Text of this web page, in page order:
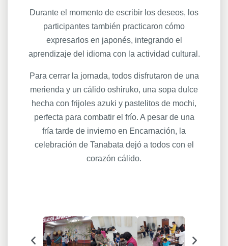
Durante el momento de escribir los deseos, los
participantes también practicaron cómo
expresarlos en japonés, integrando el
aprendizaje del idioma con la actividad cultural.
Para cerrar la jornada, todos disfrutaron de una
merienda y un cálido oshiruko, una sopa dulce
hecha con frijoles azuki y pastelitos de mochi,
perfecta para combatir el frío. A pesar de una
fría tarde de invierno en Encarnación, la
celebración de Tanabata dejó a todos con el
corazón cálido.